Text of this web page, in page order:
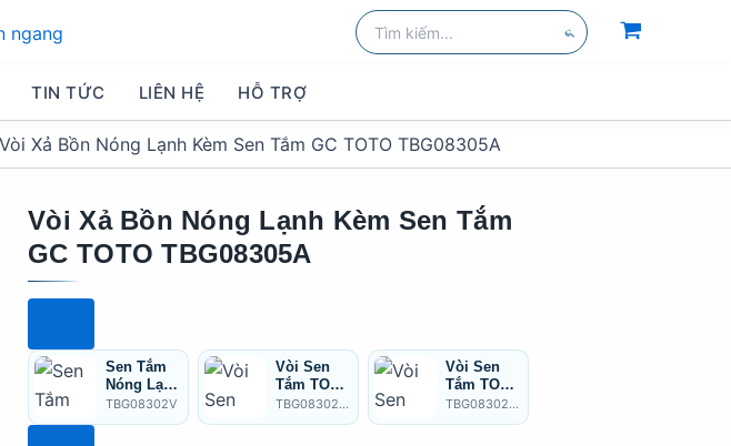
Tìm
kiếm:
TIN TỨC LIÊN HỆ HỖ TRỢ
Vòi Xả Bồn Nóng Lạnh Kèm Sen Tắm GC TOTO TBG08305A
Vòi Xả Bồn Nóng Lạnh Kèm Sen Tắm
GC TOTO TBG08305A
Sen Tắm
Nóng Lạnh
TOTO
TBG08302
TBG08302V
Vòi Sen
Tắm TOTO
TBG08302
VA/TBW01
TBG08302VA/TBW01010A
Vòi Sen
Tắm TOTO
TBG08302
VA/TBW02
TBG08302VA/TBW02005V